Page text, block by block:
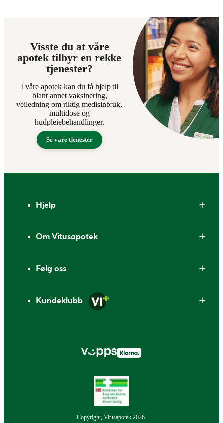
Visste du at våre
apotek tilbyr en rekke
tjenester?
I våre apotek kan du få hjelp til
blant annet vaksinering,
veiledning om riktig medisinbruk,
multidose og
hudpleiebehandlinger.
Se våre tjenester
Hjelp
Om Vitusapotek
Følg oss
Kundeklubb
Copyright, Vitusapotek 2026.